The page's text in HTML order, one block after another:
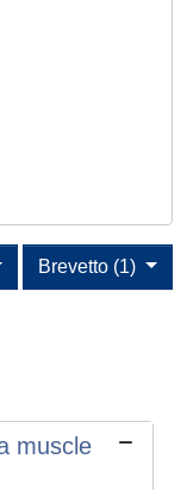
Brevetto (1)
muscle